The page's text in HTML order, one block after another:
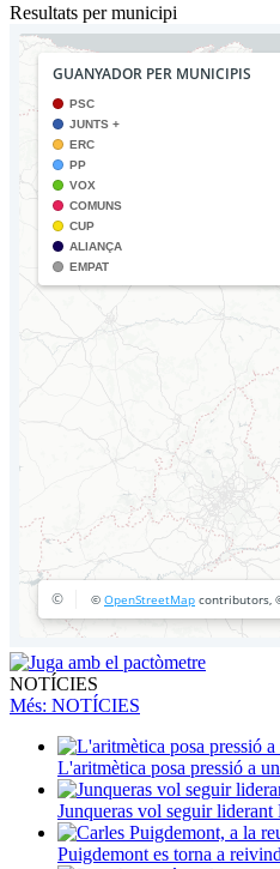
Resultats per municipi
NOTÍCIES
Més: NOTÍCIES
L'aritmètica posa pressió a
Junqueras vol seguir
Puigdemont es torna a